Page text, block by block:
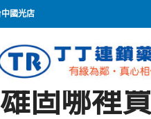
國光店
雄固哪裡買